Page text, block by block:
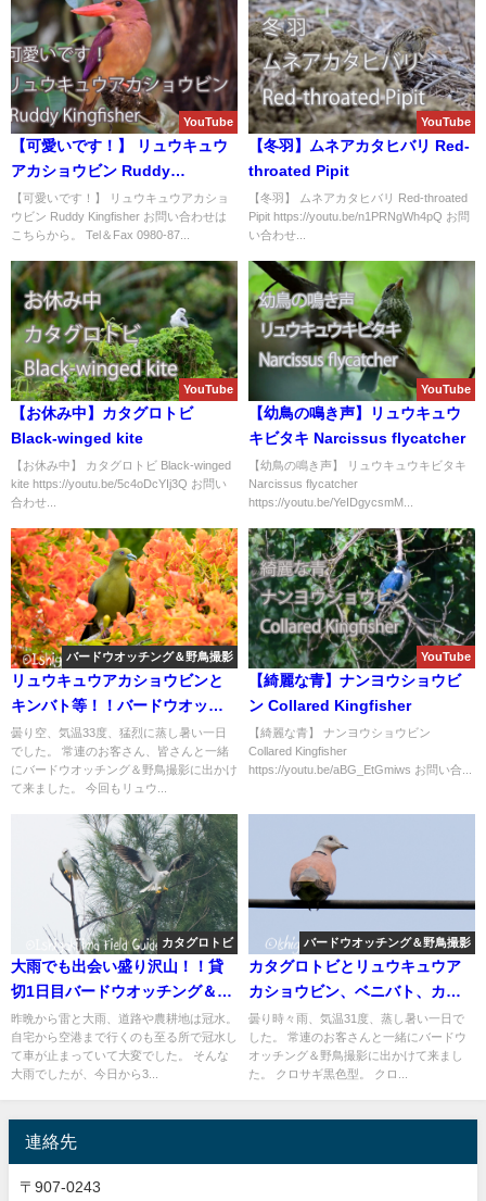
YouTube
【可愛いです！】 リュウキュウ
アカショウビン Ruddy
Kingfisher
【可愛いです！】 リュウキュウアカショ
ウビン Ruddy Kingfisher お問い合わせは
こちらから。 Tel＆Fax 0980-87...
YouTube
【冬羽】ムネアカタヒバリ Red-
throated Pipit
【冬羽】 ムネアカタヒバリ Red-throated
Pipit https://youtu.be/n1PRNgWh4pQ お問
い合わせ...
YouTube
【お休み中】カタグロトビ
Black-winged kite
【お休み中】 カタグロトビ Black-winged
kite https://youtu.be/5c4oDcYIj3Q お問い
合わせ...
YouTube
【幼鳥の鳴き声】リュウキュウ
キビタキ Narcissus flycatcher
【幼鳥の鳴き声】 リュウキュウキビタキ
Narcissus flycatcher
https://youtu.be/YeIDgycsmM...
バードウオッチング＆野鳥撮影
リュウキュウアカショウビンと
キンバト等！！バードウオッチ
ング＆野鳥撮影ガイド。
曇り空、気温33度、猛烈に蒸し暑い一日
でした。 常連のお客さん、皆さんと一緒
にバードウオッチング＆野鳥撮影に出かけ
て来ました。 今回もリュウ...
YouTube
【綺麗な青】ナンヨウショウビ
ン Collared Kingfisher
【綺麗な青】 ナンヨウショウビン
Collared Kingfisher
https://youtu.be/aBG_EtGmiws お問い合...
カタグロトビ
大雨でも出会い盛り沢山！！貸
切1日目バードウオッチング＆野
鳥撮影ガイド。
昨晩から雷と大雨、道路や農耕地は冠水。
自宅から空港まで行くのも至る所で冠水し
て車が止まっていて大変でした。 そんな
大雨でしたが、今日から3...
バードウオッチング＆野鳥撮影
カタグロトビとリュウキュウア
カショウビン、ベニバト、カラ
シラサギ等など盛り沢山のバー
ドウオッチング＆野鳥撮影ガイ
ド!!
曇り時々雨、気温31度、蒸し暑い一日で
した。 常連のお客さんと一緒にバードウ
オッチング＆野鳥撮影に出かけて来まし
た。 クロサギ黒色型。 クロ...
連絡先
〒907-0243